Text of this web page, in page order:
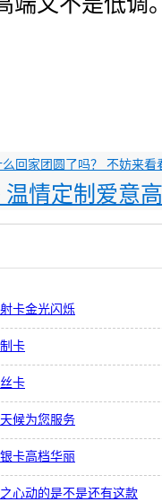
回家团圆了吗？ 不妨来看
情定制爱意
卡金光闪烁
卡
卡
候为您服务
卡高档华丽
心动的是不是还有这款